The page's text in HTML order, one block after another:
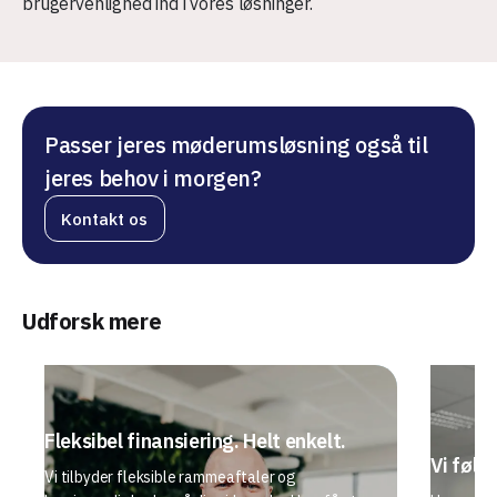
Passer jeres møderumsløsning også til
jeres behov i morgen?
Kontakt os
Udforsk mere
Fleksibel finansiering. Helt enkelt.
Vi tilbyder fleksible rammeaftaler og
Vi